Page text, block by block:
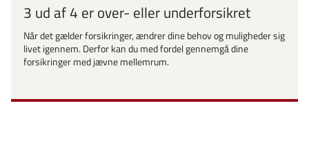
3 ud af 4 er over- eller underforsikret
Når det gælder forsikringer, ændrer dine behov og muligheder sig
livet igennem. Derfor kan du med fordel gennemgå dine
forsikringer med jævne mellemrum.